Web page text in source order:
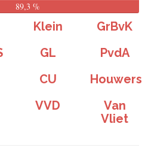
89,3 %
Klein
GrBvK
GL
PvdA
CU
Houwers
VVD
Van
Vliet